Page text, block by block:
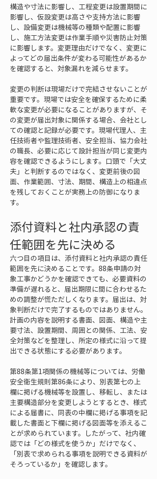
構造や寸法に影響し、工程変更は設置期間に
影響し、仮設変更は高さや支持方法に影響
し、設備変更は機械等の種類や配置に影響
し、施工方法変更は作業手順や災害防止対策
に影響します。変更理由だけでなく、変更に
よってどの届出条件が変わる可能性があるか
を確認すると、対象漏れを減らせます。
変更の判断は現場だけで完結させないことが
重要です。現場では安全を確保するために柔
軟な変更が必要になることがありますが、そ
の変更が届出対象に関係する場合、会社とし
ての確認と記録が必要です。現場代理人、主
任技術者や監理技術者、安全担当、協力会社
の職長、必要に応じて設計担当が同じ変更内
容を確認できるようにします。口頭で「大丈
夫」と判断するのではなく、変更前後の図
面、作業範囲、寸法、期間、構造上の相違点
を残しておくことが実務上の防御になりま
す。
添付資料と社内承認の責
任範囲を先に決める
六つ目の項目は、添付資料と社内承認の責任
範囲を先に決めることです。88条申請の対
象工事かどうかを確認できても、必要資料の
準備が遅れると、届出期限に間に合わせるた
めの調整が慌ただしくなります。届出は、対
象判断だけで完了するものではありません。
計画の内容を説明する書面、図面、構造や主
要寸法、設置期間、周囲との関係、工法、安
全対策などを整理し、所定の様式に沿って提
出できる状態にする必要があります。
第88条第1項関係の機械等については、労働
安全衛生規則第86条により、別表第七の上
欄に掲げる機械等を設置し、移転し、または
主要構造部分を変更しようとするとき、様式
による届書に、同表の中欄に掲げる事項を記
載した書面と下欄に掲げる図面等を添えるこ
とが求められています。したがって、社内確
認では「どの様式を使うか」だけでなく、
「別表で求められる事項を説明できる資料が
そろっているか」を確認します。